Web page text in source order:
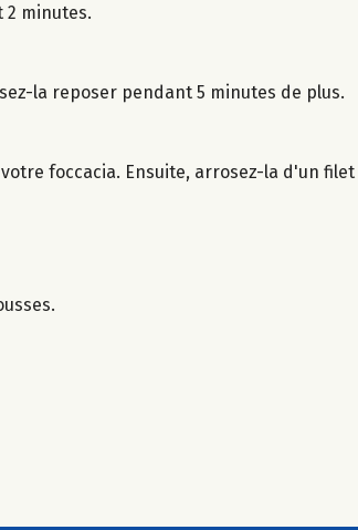
2 minutes.
la reposer pendant 5 minutes de plus.
foccacia. Ensuite, arrosez-la d'un filet